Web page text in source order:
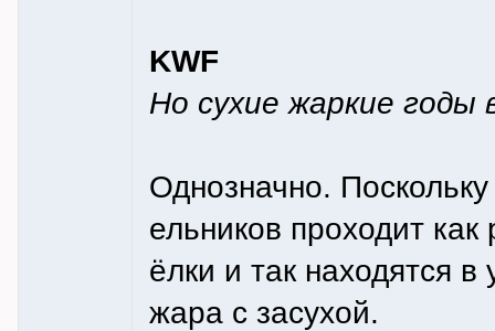
KWF
Но сухие жаркие
Однозначно.
ельников проходит
ёлки и так находятся
жара с засухой.